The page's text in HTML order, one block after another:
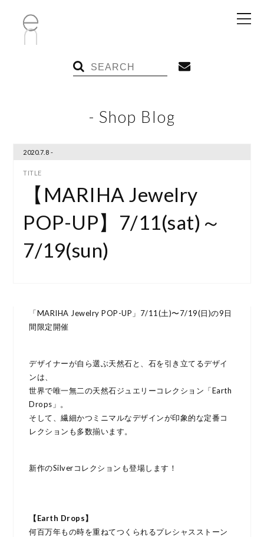
- Shop Blog
2020.7.8 -
【MARIHA Jewelry
POP-UP】7/11(sat)～
7/19(sun)
「MARIHA Jewelry POP-UP」7/11(土)〜7/19(日)の9日
間限定開催
デザイナーが自ら選ぶ天然石と、石を引き立てるデザイ
ンは、
世界で唯一無二の天然石ジュエリーコレクション「Earth
Drops」。
そして、繊細かつミニマルなデザインが印象的な定番コ
レクションも多数揃います。
新作のSilverコレクションも登場します！
【Earth Drops】
何百万年もの時を重ねてつくられるプレシャスストーン